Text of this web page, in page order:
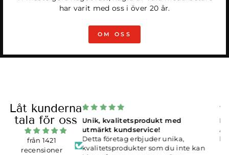
har varit med oss i över 20 år.
OM OSS
Låt kunderna
tala för oss
från 1421
recensioner
med
unika,
som du inte kan
Rolig design, bekväma boxers
Älskar dem! Jag är glad att jag har
hittat Woodstock laundry